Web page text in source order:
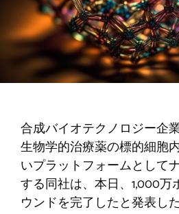
合成バイオテクノロジー企
生物学的治療薬の標的細胞
いプラットフォームとして
する同社は、本日、1,000万
ウンドを完了したと発表した